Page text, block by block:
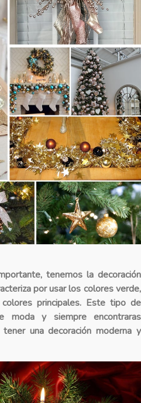
tenemos la decoración
por usar los colores verde,
principales. Este tipo de
moda y siempre encontraras
una decoración moderna y